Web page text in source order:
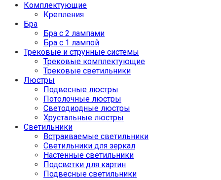
Комплектующие
Крепления
Бра
Бра с 2 лампами
Бра с 1 лампой
Трековые и струнные системы
Трековые комплектующие
Трековые светильники
Люстры
Подвесные люстры
Потолочные люстры
Светодиодные люстры
Хрустальные люстры
Светильники
Встраиваемые светильники
Светильники для зеркал
Настенные светильники
Подсветки для картин
Подвесные светильники